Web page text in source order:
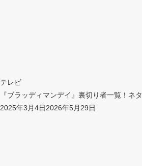
テレビ
『ブラッディマンデイ』裏切り者一覧！ネ
2025年3月4日2026年5月29日